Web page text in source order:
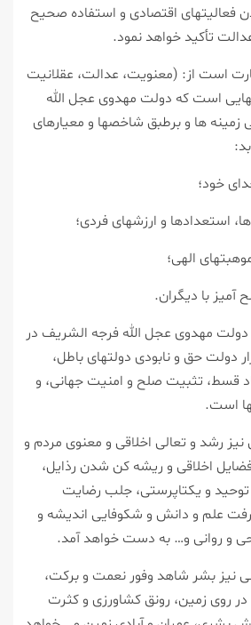
فعاليت‏هاى اقتصادى و استفاده صحيح
تأكيد خواهد نمود.
است از: (معنويت، عدالت، عقلانيت
است كه دولت مهدوى عجل الله
زمينه‏ ها و برطبق شاخص‏ها و معيارهاى
مهدوى عجل الله فرجه الشريف در
دولت حق و نابودى دولت‏هاى باطل،
قسط، تثبيت صلح و امنيت جهانى، و
است.
رشد و تعالى اخلاقى و معنوى مردم و
اخلاقى و ريشه كن شدن رذايل،
و يكتاپرستى، جلب رضايت
علم و دانش و شكوفايى انديشه و
و روانى و… به دست خواهد آمد.
نيز بشر شاهد وفور نعمت و بركت،
روى زمين، رونق كشاورزى و كثرت